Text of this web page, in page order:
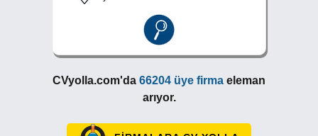
CVyolla.com'da 66204 üye firma eleman
arıyor.